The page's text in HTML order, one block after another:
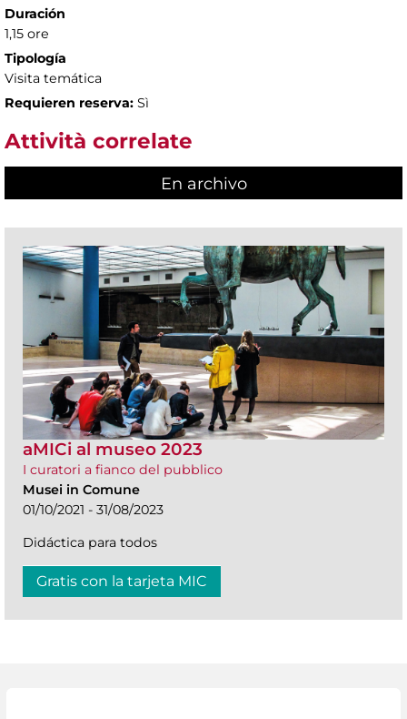
Duración
1,15 ore
Tipología
Visita temática
Requieren reserva: Sì
Attività correlate
En archivo
aMICi al museo 2023
I curatori a fianco del pubblico
Musei in Comune
01/10/2021 - 31/08/2023
Didáctica para todos
Gratis con la tarjeta MIC